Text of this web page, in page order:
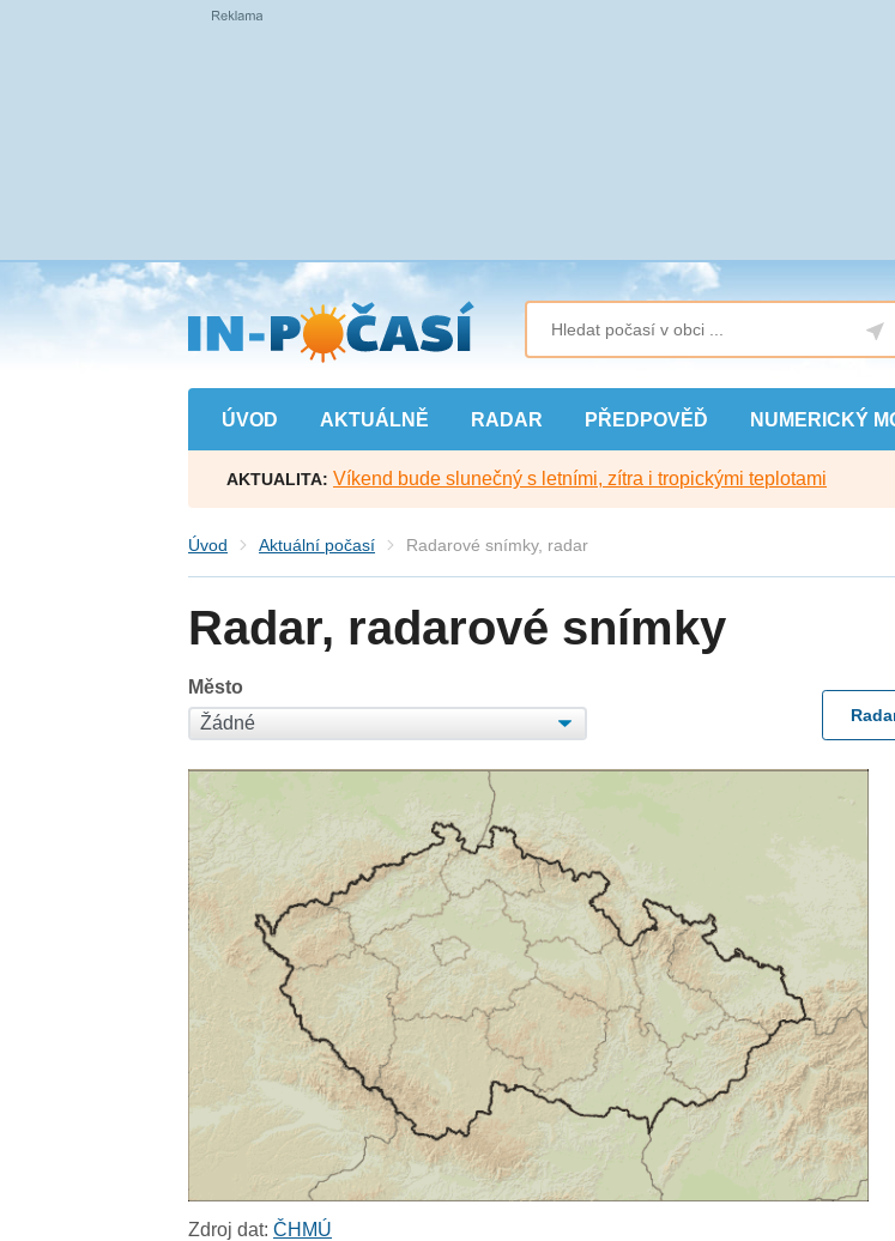
Přejít
na
hlavní
obsah
ÚVOD AKTUÁLNĚ RADAR PŘEDPOVĚĎ NUMERICKÝ
AKTUALITA: Víkend bude slunečný s letními, zítra i tropickými teplotami
Úvod Aktuální počasí Radarové snímky, radar
Radar, radarové snímky
Město
Zdroj dat:ČHMÚ